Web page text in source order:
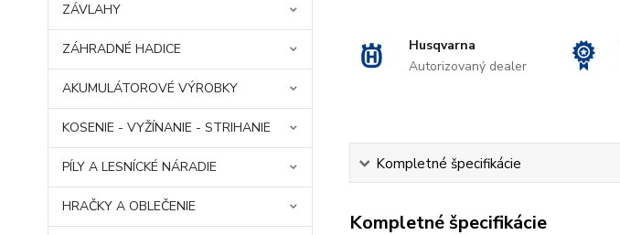
ZÁVLAHY
ZÁHRADNÉ HADICE
AKUMULÁTOROVÉ VÝROBKY
KOSENIE - VYŽÍNANIE - STRIHANIE
PÍLY A LESNÍCKÉ NÁRADIE
HRAČKY A OBLEČENIE
Husqvarna
Autorizovaný dealer
Kompletné špecifikácie
Kompletné špecifikácie